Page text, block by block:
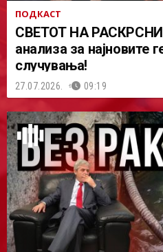
ПОДКАСТ
СВЕТОТ НА
анализа за најновите
случувања!
27.07.2026. 09:19